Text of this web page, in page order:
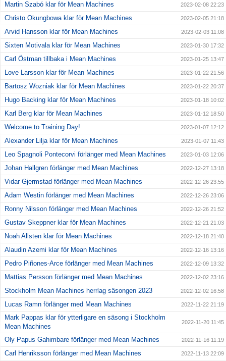
Martin Szabó klar för Mean Machines 2023-02-08 22:23
Christo Okungbowa klar för Mean Machines 2023-02-05 21:18
Arvid Hansson klar för Mean Machines 2023-02-03 11:08
Sixten Motivala klar för Mean Machines 2023-01-30 17:32
Carl Östman tillbaka i Mean Machines 2023-01-25 13:47
Love Larsson klar för Mean Machines 2023-01-22 21:56
Bartosz Wozniak klar för Mean Machines 2023-01-22 20:37
Hugo Backing klar för Mean Machines 2023-01-18 10:02
Karl Berg klar för Mean Machines 2023-01-12 18:50
Welcome to Training Day! 2023-01-07 12:12
Alexander Lilja klar för Mean Machines 2023-01-07 11:43
Leo Spagnoli Pontecorvi förlänger med Mean Machines 2023-01-03 12:06
Johan Hallgren förlänger med Mean Machines 2022-12-27 13:18
Vidar Gjermstad förlänger med Mean Machines 2022-12-26 23:55
Adam Westin förlänger med Mean Machines 2022-12-26 23:06
Ronny Nilsson förlänger med Mean Machines 2022-12-26 21:52
Gustav Skeppner klar för Mean Machines 2022-12-21 21:03
Noah Allsten klar för Mean Machines 2022-12-18 21:40
Alaudin Azemi klar för Mean Machines 2022-12-16 13:16
Pedro Piñones-Arce förlänger med Mean Machines 2022-12-09 13:32
Mattias Persson förlänger med Mean Machines 2022-12-02 23:16
Stockholm Mean Machines herrlag säsongen 2023 2022-12-02 16:58
Lucas Ramn förlänger med Mean Machines 2022-11-22 21:19
Mark Pappas klar för ytterligare en säsong i Stockholm
Mean Machines
2022-11-20 11:45
Oly Papus Gahimbare förlänger med Mean Machines 2022-11-16 11:19
Carl Henriksson förlänger med Mean Machines 2022-11-13 22:09